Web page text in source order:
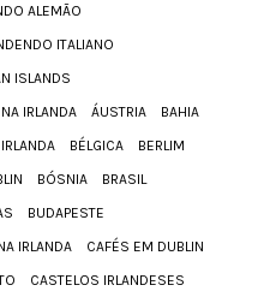
ALEMÃO
ITALIANO
ISLANDS
IRLANDA ÁUSTRIA
BAHIA
BÉLGICA
BERLIM
BÓSNIA
BRASIL
BUDAPESTE
IRLANDA
CAFÉS EM DUBLIN
CASTELOS IRLANDESES